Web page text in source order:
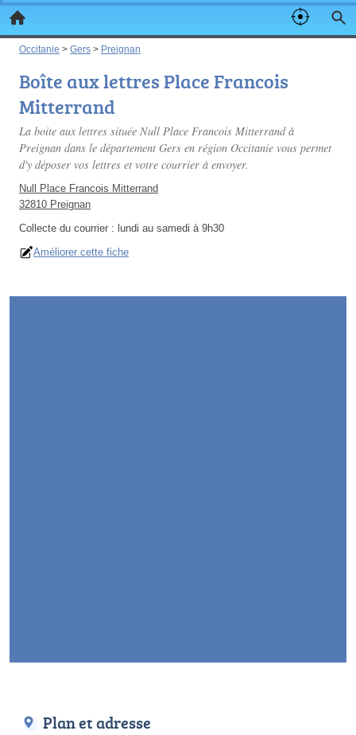
Occitanie > Gers > Preignan
Boîte aux lettres Place Francois
Mitterrand
La boite aux lettres située Null Place Francois Mitterrand à
Preignan dans le département Gers en région Occitanie vous permet
d'y déposer vos lettres et votre courrier à envoyer.
Null Place Francois Mitterrand
32810 Preignan
Collecte du courrier : lundi au samedi à 9h30
Améliorer cette fiche
Plan et adresse